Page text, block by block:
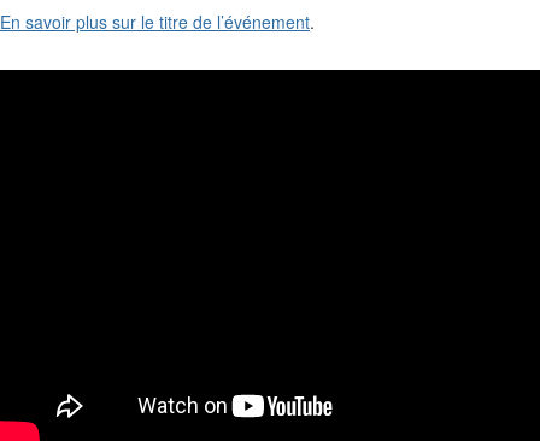
En savoir plus sur le titre de l’événement.